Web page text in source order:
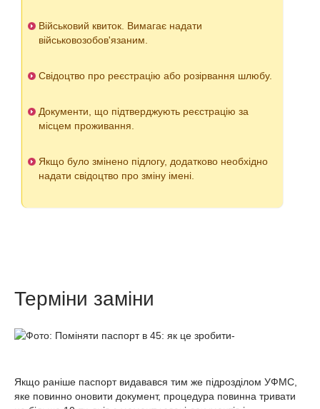
Військовий квиток. Вимагає надати
військовозобов'язаним.
Свідоцтво про реєстрацію або розірвання шлюбу.
Документи, що підтверджують реєстрацію за
місцем проживання.
Якщо було змінено підлогу, додатково необхідно
надати свідоцтво про зміну імені.
Терміни заміни
Якщо раніше паспорт видавався тим же підрозділом УФМС,
яке повинно оновити документ, процедура повинна тривати